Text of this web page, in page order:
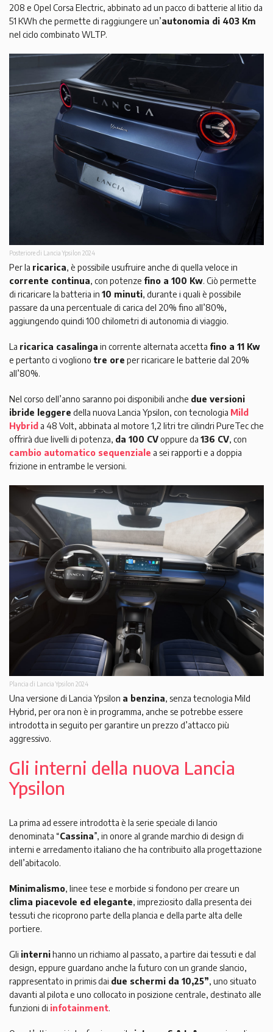
208 e Opel Corsa Electric, abbinato ad un pacco di batterie al litio da
51 KWh che permette di raggiungere un’autonomia di 403 Km
nel ciclo combinato WLTP.
Posteriore di Lancia Ypsilon 2024
Per la ricarica, è possibile usufruire anche di quella veloce in
corrente continua, con potenze fino a 100 Kw. Ciò permette
di ricaricare la batteria in 10 minuti, durante i quali è possibile
passare da una percentuale di carica del 20% fino all’80%,
aggiungendo quindi 100 chilometri di autonomia di viaggio.
La ricarica casalinga in corrente alternata accetta fino a 11 Kw
e pertanto ci vogliono tre ore per ricaricare le batterie dal 20%
all’80%.
Nel corso dell’anno saranno poi disponibili anche due versioni
ibride leggere della nuova Lancia Ypsilon, con tecnologia Mild
Hybrid a 48 Volt, abbinata al motore 1,2 litri tre cilindri PureTec che
offrirà due livelli di potenza, da 100 CVoppure da 136 CV, con
cambio automatico sequenziale a sei rapporti e a doppia
frizione in entrambe le versioni.
Plancia di Lancia Ypsilon 2024
Una versione di Lancia Ypsilon a benzina, senza tecnologia Mild
Hybrid, per ora non è in programma, anche se potrebbe essere
introdotta in seguito per garantire un prezzo d’attacco più
aggressivo.
Gli interni della nuova Lancia
Ypsilon
La prima ad essere introdotta è la serie speciale di lancio
denominata “Cassina”, in onore al grande marchio di design di
interni e arredamento italiano che ha contribuito alla progettazione
dell’abitacolo.
Minimalismo, linee tese e morbide si fondono per creare un
clima piacevole ed elegante, impreziosito dalla presenta dei
tessuti che ricoprono parte della plancia e della parte alta delle
portiere.
Gli interni hanno un richiamo al passato, a partire dai tessuti e dal
design, eppure guardano anche la futuro con un grande slancio,
rappresentato in primis dai due schermi da 10,25”, uno situato
davanti al pilota e uno collocato in posizione centrale, destinato alle
funzioni di infotainment.